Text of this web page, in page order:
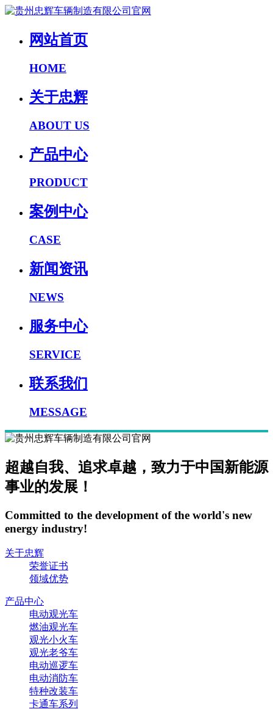
网站首页
HOME
关于忠辉
ABOUT US
产品中心
PRODUCT
案例中心
CASE
新闻资讯
NEWS
服务中心
SERVICE
联系我们
MESSAGE
超越自我、追求卓越，致力于中国新能源
事业的发展！
Committed to the development of the world's new
energy industry!
关于忠辉
荣誉证书
领域优势
产品中心
电动观光车
燃油观光车
观光小火车
观光老爷车
电动巡逻车
电动消防车
特种改装车
卡通车系列